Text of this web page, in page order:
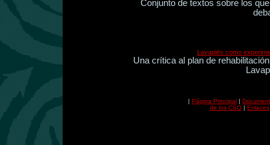
Conjunto de textos sobre los
Lavapiés como
Una crítica al plan de
| Página Principal |
de los CSO | Enlaces